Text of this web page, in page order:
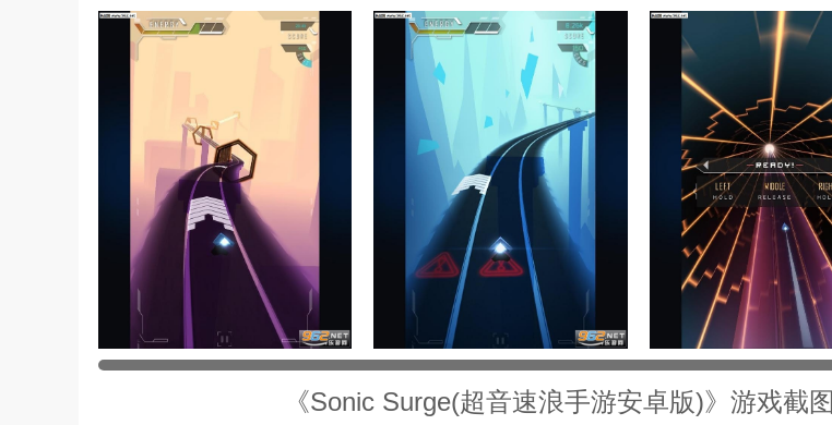
《Sonic Surge(超音速浪手游安卓版)》游戏截图